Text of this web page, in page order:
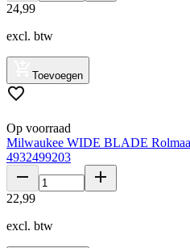
24,99
excl. btw
Toevoegen
Op voorraad
Milwaukee WIDE BLADE
4932499203
22,99
excl. btw